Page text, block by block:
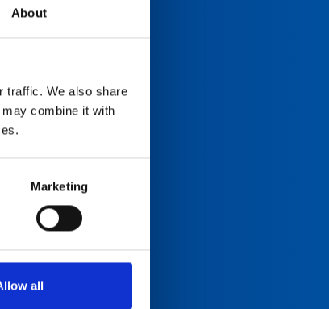
About
traffic. We also share
combine it with
Marketing
all